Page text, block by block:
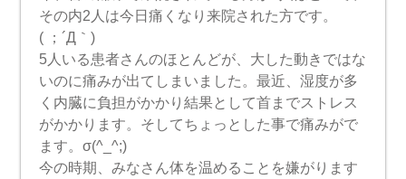
その内2人は今日痛くなり来院された方です。
( ；´Д｀)
5人いる患者さんのほとんどが、大した動きではな
いのに痛みが出てしまいました。最近、湿度が多
く内臓に負担がかかり結果として首までストレス
がかかります。そしてちょっとした事で痛みがで
ます。σ(^_^;)
今の時期、みなさん体を温めることを嫌がります